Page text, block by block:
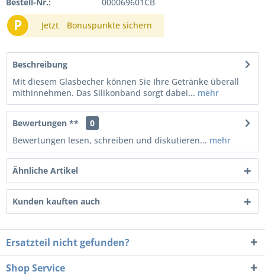
P Jetzt Bonuspunkte sichern
Beschreibung
Mit diesem Glasbecher können Sie Ihre Getränke überall
mithinnehmen. Das Silikonband sorgt dabei... mehr
Bewertungen **
0
Bewertungen lesen, schreiben und diskutieren... mehr
Ähnliche Artikel
Kunden kauften auch
Ersatzteil nicht gefunden?
Shop Service